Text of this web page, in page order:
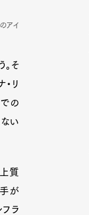
アイ
。そ
リ
での
い
質
が
フラ